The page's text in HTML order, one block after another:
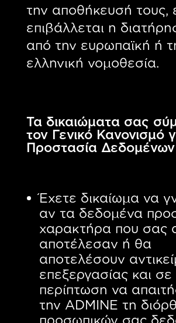
την αποθήκευσή τους,
επιβάλλεται η
από την ευρωπαϊκή ή
ελληνική νομοθεσία.
Τα δικαιώματα σας
τον Γενικό Κανονισμό
Προστασία
Έχετε δικαίωμα να
αν τα δεδομένα
χαρακτήρα που σας
αποτέλεσαν ή θα
αποτελέσουν
επεξεργασίας και
περίπτωση να
την ADMINE τη
προσωπικών σας